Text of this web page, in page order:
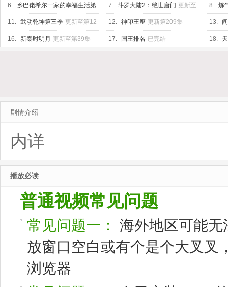
集 合泳之
6. 乡巴佬希尔一家的幸福生活第
十三季 已完结
7. 斗罗大陆2：绝世唐门 更新至
75集
8. 炼
11. 武动乾坤第三季 更新至第12
集
12. 神印王座 更新第209集 13.
16. 新秦时明月 更新至第39集 17. 国王排名 已完结 18.
剧情介绍
内详
播放必读
普通视频常见问题
常见问题一：
海外地区可能
放窗口空白或有个是个大叉叉
浏览器